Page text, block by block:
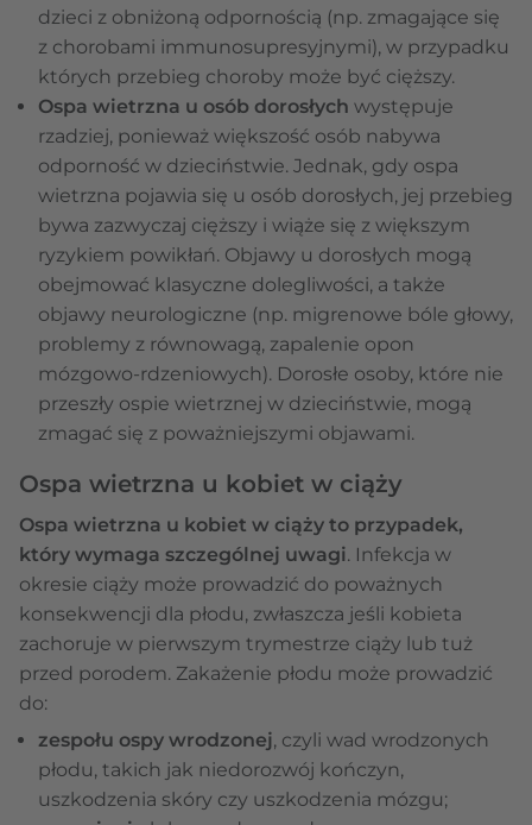
dzieci z obniżoną odpornością (np. zmagające się
z chorobami immunosupresyjnymi), w przypadku
których przebieg choroby może być cięższy.
Ospa wietrzna u osób dorosłych występuje
rzadziej, ponieważ większość osób nabywa
odporność w dzieciństwie. Jednak, gdy ospa
wietrzna pojawia się u osób dorosłych, jej przebieg
bywa zazwyczaj cięższy i wiąże się z większym
ryzykiem powikłań. Objawy u dorosłych mogą
obejmować klasyczne dolegliwości, a także
objawy neurologiczne (np. migrenowe bóle głowy,
problemy z równowagą, zapalenie opon
mózgowo-rdzeniowych). Dorosłe osoby, które nie
przeszły ospie wietrznej w dzieciństwie, mogą
zmagać się z poważniejszymi objawami.
Ospa wietrzna u kobiet w ciąży
Ospa wietrzna u kobiet w ciąży to przypadek,
który wymaga szczególnej uwagi. Infekcja w
okresie ciąży może prowadzić do poważnych
konsekwencji dla płodu, zwłaszcza jeśli kobieta
zachoruje w pierwszym trymestrze ciąży lub tuż
przed porodem. Zakażenie płodu może prowadzić
do:
zespołu ospy wrodzonej, czyli wad wrodzonych
płodu, takich jak niedorozwój kończyn,
uszkodzenia skóry czy uszkodzenia mózgu;